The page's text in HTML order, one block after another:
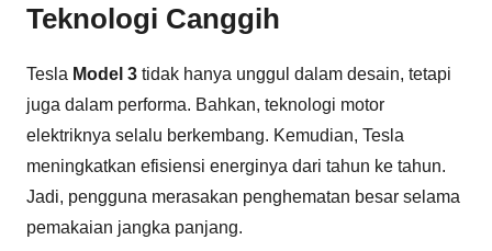
Teknologi Canggih
Tesla Model 3 tidak hanya unggul dalam desain, tetapi
juga dalam performa. Bahkan, teknologi motor
elektriknya selalu berkembang. Kemudian, Tesla
meningkatkan efisiensi energinya dari tahun ke tahun.
Jadi, pengguna merasakan penghematan besar selama
pemakaian jangka panjang.